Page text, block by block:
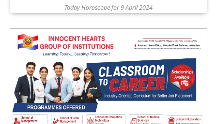
Today Horoscope for 9 April 2024